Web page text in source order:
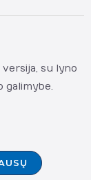
su lyno
galimybe.